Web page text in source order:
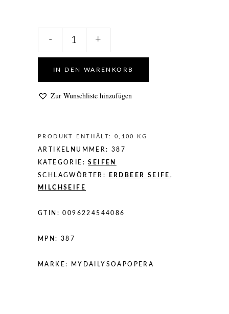
Erdbeer-
Sahne
quantity
- +
IN DEN WARENKORB
Zur Wunschliste hinzufügen
PRODUKT ENTHÄLT: 0,100 KG
ARTIKELNUMMER: 387
KATEGORIE:SEIFEN
SCHLAGWÖRTER: ERDBEER SEIFE ,
MILCHSEIFE
GTIN:0096224544086
MPN: 387
MARKE: MYDAILYSOAPOPERA